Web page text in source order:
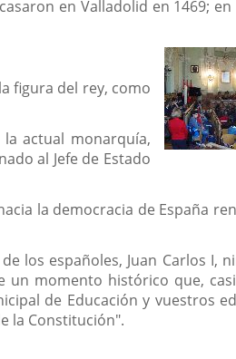
en Valladolid en 1469; en
figura del rey, como
actual monarquía,
al Jefe de Estado
la democracia de España
los españoles, Juan Carlos I,
momento histórico que,
de Educación y vuestros
la Constitución".